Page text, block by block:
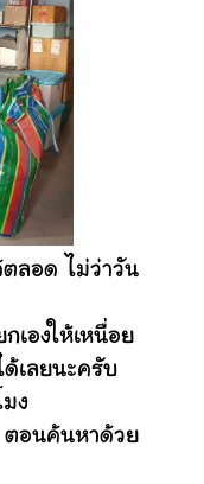
ตลอด ไม่ว่าวัน
เองให้เหนื่อย
ด้เลยนะครับ
ง
ตอนค้นหาด้วย